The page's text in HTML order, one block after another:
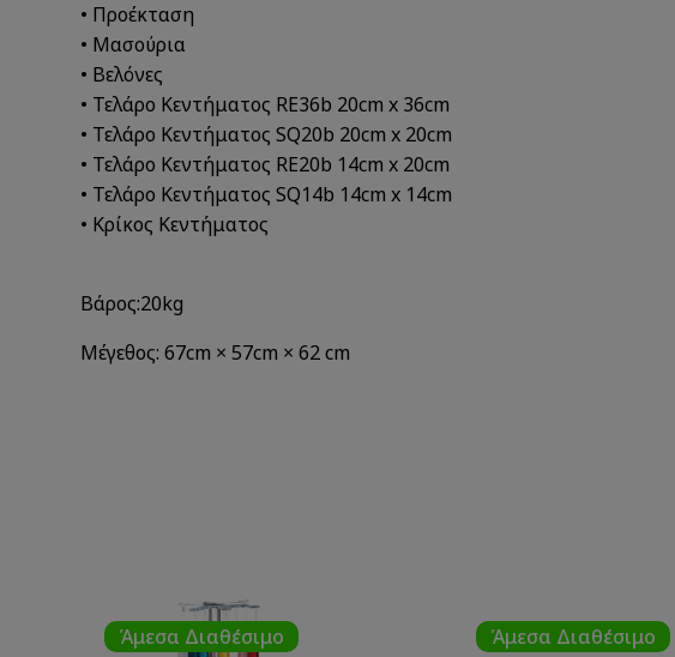
• Προέκταση
• Μασούρια
• Βελόνες
• Τελάρο Κεντήματος RE36b 20cm x 36cm
• Τελάρο Κεντήματος SQ20b 20cm x 20cm
• Τελάρο Κεντήματος RE20b 14cm x 20cm
• Τελάρο Κεντήματος SQ14b 14cm x 14cm
• Κρίκος Kεντήματος
Βάρος:20kg
Μέγεθος: 67cm × 57cm × 62 cm
Άμεσα Διαθέσιμο Άμεσα Διαθέσιμο